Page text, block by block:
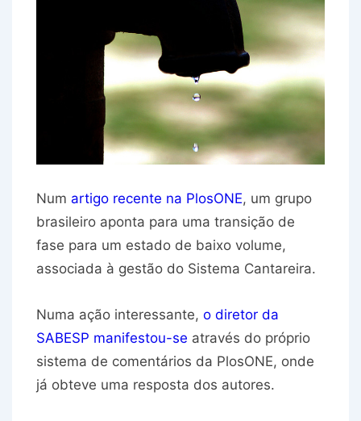
Num artigo recente na PlosONE, um grupo
brasileiro aponta para uma transição de
fase para um estado de baixo volume,
associada à gestão do Sistema Cantareira.
Numa ação interessante, o diretor da
SABESP manifestou-se através do próprio
sistema de comentários da PlosONE, onde
já obteve uma resposta dos autores.